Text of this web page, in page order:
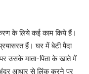
के लिये कई काम किये हैं।
हैं। घर में बेटी पैदा
उसके माता-पिता के खाते में
आधार से लिंक करने पर